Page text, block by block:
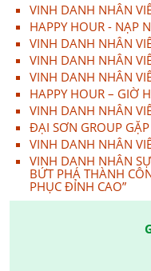
VINH DANH NHÂN
HAPPY HOUR - NẠP
VINH DANH NHÂN
VINH DANH NHÂN
VINH DANH NHÂN
HAPPY HOUR – GIỜ
VINH DANH NHÂN
ĐẠI SƠN GROUP
VINH DANH NHÂN
VINH DANH NHÂN
BỨT PHÁ THÀNH
PHỤC ĐỈNH CAO”